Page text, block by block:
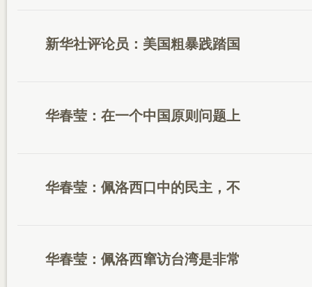
新华社评论员：美国粗暴践踏国
华春莹：在一个中国原则问题上
华春莹：佩洛西口中的民主，不
华春莹：佩洛西窜访台湾是非常